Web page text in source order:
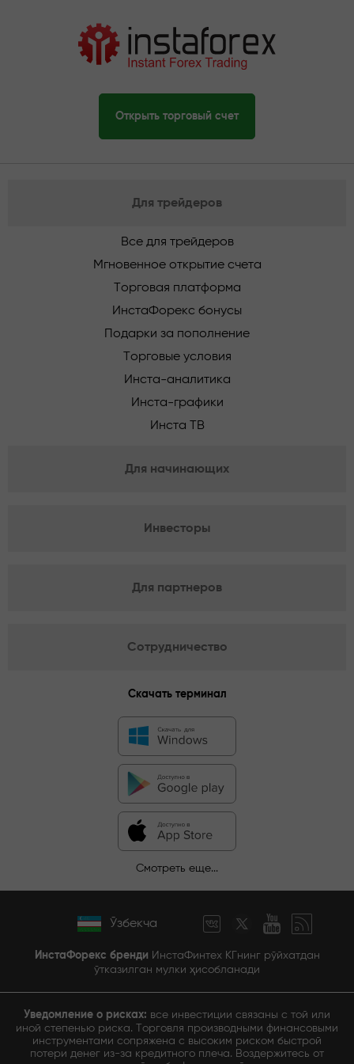
Открыть торговый счет
Для трейдеров
Все для трейдеров
Мгновенное открытие счета
Торговая платформа
ИнстаФорекс бонусы
Подарки за пополнение
Торговые условия
Инста-аналитика
Инста-графики
Инста ТВ
Для начинающих
Инвесторы
Для партнеров
Сотрудничество
Скачать терминал
Смотреть еще...
Ўзбекча
ИнстаФорекс бренди ИнстаФинтех КГнинг рўйхатдан
ўтказилган мулки ҳисобланади
Уведомление о рисках: все инвестиции связаны с той или
иной степенью риска. Торговля производными финансовыми
инструментами сопряжена с высоким риском быстрой
потери денег из-за кредитного плеча. Воздержитесь от